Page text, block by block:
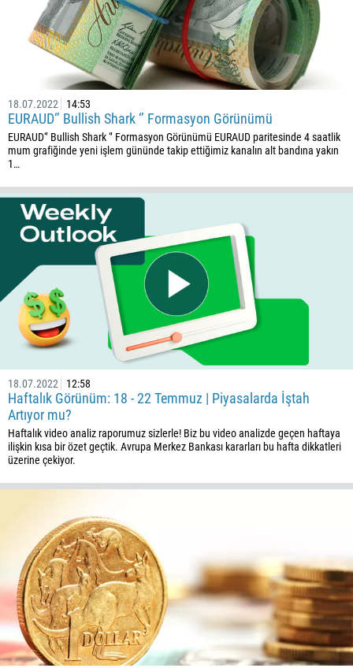
18.07.2022 14:53
EURAUD‘’ Bullish Shark ‘’ Formasyon Görünümü
EURAUD‘’ Bullish Shark ‘’ Formasyon Görünümü EURAUD paritesinde 4 saatlik
mum grafiğinde yeni işlem gününde takip ettiğimiz kanalın alt bandına yakın
1…
18.07.2022 12:58
Haftalık Görünüm: 18 - 22 Temmuz | Piyasalarda İştah
Artıyor mu?
Haftalık video analiz raporumuz sizlerle! Biz bu video analizde geçen haftaya
ilişkin kısa bir özet geçtik. Avrupa Merkez Bankası kararları bu hafta dikkatleri
üzerine çekiyor.